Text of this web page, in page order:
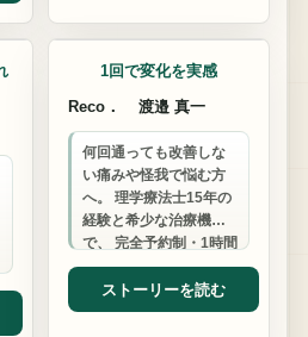
整体・マッサージ
1回で変化を実感
Reco．
渡邉 真一
何回通っても改善しな
い痛みや怪我で悩む方
へ。 理学療法士15年の
経験と希少な治療機器
で、 完全予約制・1時間
以上かけて根本改善を
目指します。 他院との
併用もOK…
ストーリーを読む